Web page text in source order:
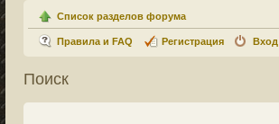
Список разделов форума
Правила и FAQ Регистрация Вход
Поиск